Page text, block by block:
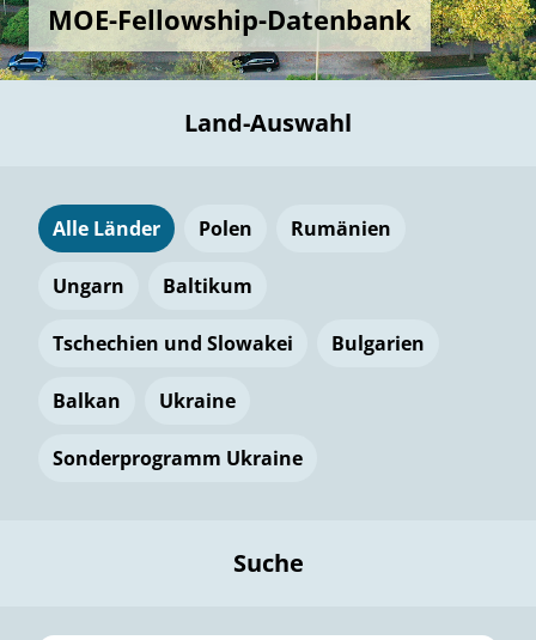
MOE-Fellowship-Datenbank
Land-Auswahl
Alle Länder Polen Rumänien
Ungarn Baltikum
Tschechien und Slowakei Bulgarien
Balkan Ukraine
Sonderprogramm Ukraine
Suche